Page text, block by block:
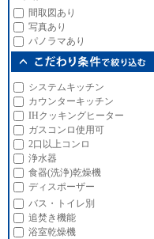
間取図あり
写真あり
パノラマあり
システムキッチン
カウンターキッチン
IHクッキングヒーター
ガスコンロ使用可
2口以上コンロ
浄水器
食器(洗浄)乾燥機
ディスポーザー
バス・トイレ別
追焚き機能
浴室乾燥機